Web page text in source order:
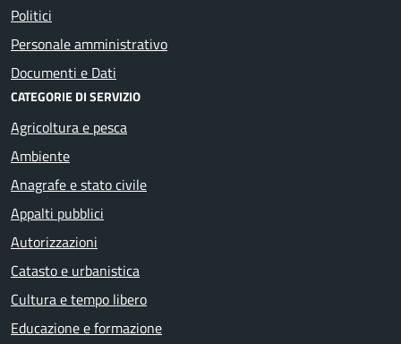
Politici
Personale amministrativo
Documenti e Dati
CATEGORIE DI SERVIZIO
Agricoltura e pesca
Ambiente
Anagrafe e stato civile
Appalti pubblici
Autorizzazioni
Catasto e urbanistica
Cultura e tempo libero
Educazione e formazione